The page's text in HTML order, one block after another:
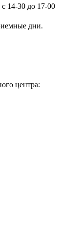
14-30 до 17-00
дни.
центра: